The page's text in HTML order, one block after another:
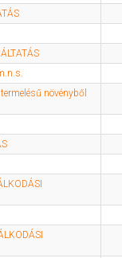
növényből